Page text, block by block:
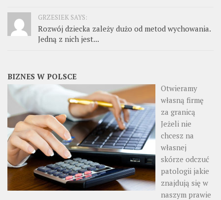
GRZESIEK SAYS:
Rozwój dziecka zależy dużo od metod wychowania.
Jedną z nich jest...
BIZNES W POLSCE
Otwieramy
własną firmę
za granicą
Jeżeli nie
chcesz na
własnej
skórze odczuć
patologii jakie
znajdują się w
naszym prawie